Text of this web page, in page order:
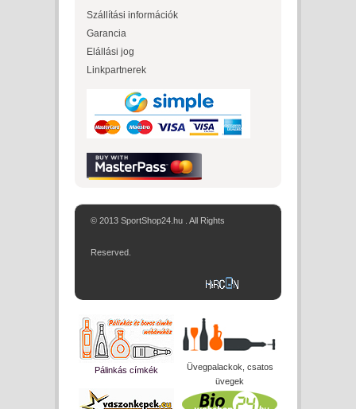
Szállítási információk
Garancia
Elállási jog
Linkpartnerek
© 2013 SportShop24.hu . All Rights
Reserved.
Pálinkás címkék
Üvegpalackok, csatos
üvegek